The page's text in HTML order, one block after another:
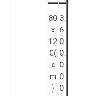
80
x
12
0(
c
m
)
3.
6
0
0.
0
0
0